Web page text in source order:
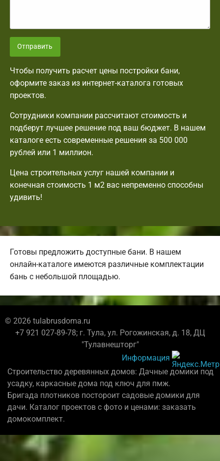
Отправить
Чтобы получить расчет цены постройки бани,
оформите заказ из интернет-каталога готовых
проектов.
Сотрудники компании рассчитают стоимость и
подберут лучшее решение под ваш бюджет. В нашем
каталоге есть современные решения за 500 000
рублей или 1 миллион.
Цена строительных услуг нашей компании и
конечная стоимость 1 м2 вас непременно способны
удивить!
Готовы предложить доступные бани. В нашем
онлайн-каталоге имеются различные комплектации
бань с небольшой площадью.
© 2026 tulabrusdoma.ru
+7 921 027-89-78; г. Тула, ул. Рогожинская, д. 18, ДЦ
"Тулавнешторг"
Информация
Строительство деревянных домов: Дачные домики под
усадку, каркасные дома под ключ для пмж.
Бригада плотников постороит садовые домики для
дачи. Каталог проектов с фото и ценами: заказать
домокомплект.